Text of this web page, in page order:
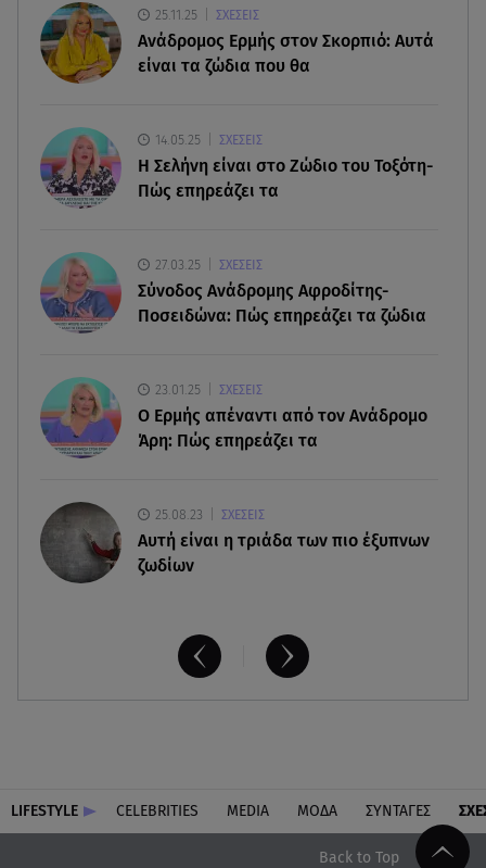
Κωνσταντέλιας
09.08.26 , 10:43
09.08.26 , 10:33
ΕΦΕΤ: Ανακαλείται πασίγνωστη μαρμελάδα
09.08.26 , 10:13
Κορυφώνεται η έξοδος του Αυγούστου -
«Καρφίτσα δεν πέφτει» στα λιμάνια
Ιωάννα Τούνη: «Έβγαλα όλο το βράδυ στο
νοσοκομείο» - Τι συνέβη;
25.11.25 ΣΧΕΣΕΙΣ
Ανάδρομος Ερμής στον Σκορπιό: Αυτά
είναι τα ζώδια που θα
14.05.25 ΣΧΕΣΕΙΣ
H Σελήνη είναι στο Ζώδιο του Τοξότη-
Πώς επηρεάζει τα
27.03.25 ΣΧΕΣΕΙΣ
Σύνοδος Ανάδρομης Αφροδίτης-
Ποσειδώνα: Πώς επηρεάζει τα ζώδια
23.01.25 ΣΧΕΣΕΙΣ
Ο Ερμής απέναντι από τον Ανάδρομο
Άρη: Πώς επηρεάζει τα
25.08.23 ΣΧΕΣΕΙΣ
Aυτή είναι η τριάδα των πιο έξυπνων
ζωδίων
LIFESTYLE CELEBRITIES MEDIA ΜΟΔΑ ΣΥΝΤΑΓΕΣ
Back to Top